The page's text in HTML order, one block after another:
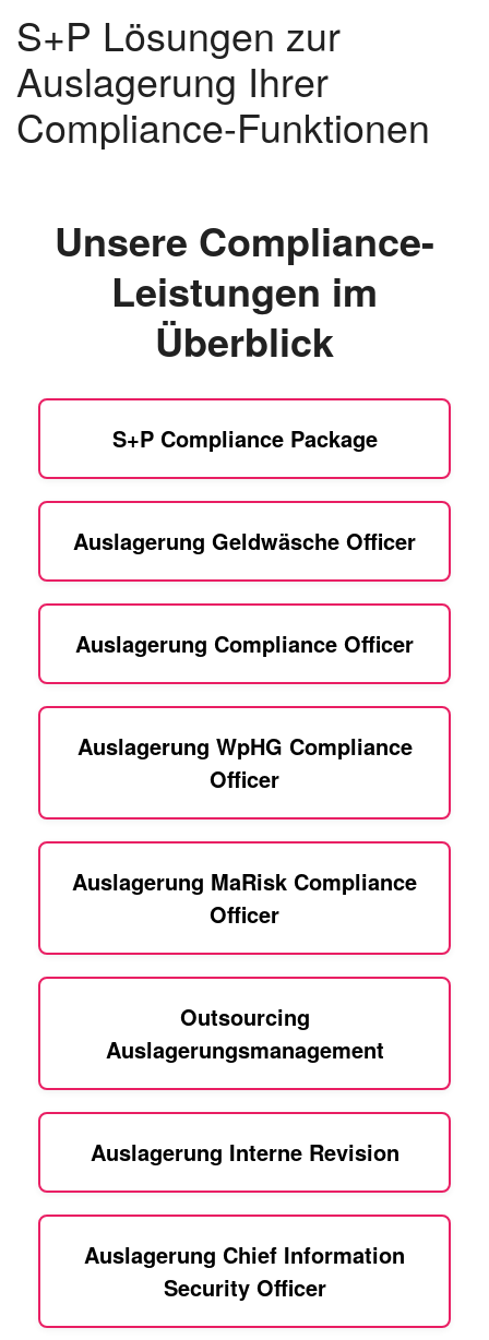
S+P Lösungen zur
Auslagerung Ihrer
Compliance-Funktionen
Unsere Compliance-
Leistungen im
Überblick
S+P Compliance Package
Auslagerung Geldwäsche Officer
Auslagerung Compliance Officer
Auslagerung WpHG Compliance
Officer
Auslagerung MaRisk Compliance
Officer
Outsourcing
Auslagerungsmanagement
Auslagerung Interne Revision
Auslagerung Chief Information
Security Officer